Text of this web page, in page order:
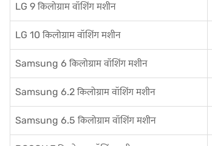
LG 9 किलोग्राम वॉशिंग मशीन
LG 10 किलोग्राम वॉशिंग मशीन
Samsung 6 किलोग्राम वॉशिंग मशीन
Samsung 6.2 किलोग्राम वॉशिंग मशीन
Samsung 6.5 किलोग्राम वॉशिंग मशीन